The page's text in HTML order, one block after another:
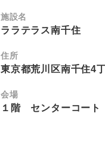
施設名
ララテラス南千住
住所
東京都荒川区南千住4
会場
１階 センターコート